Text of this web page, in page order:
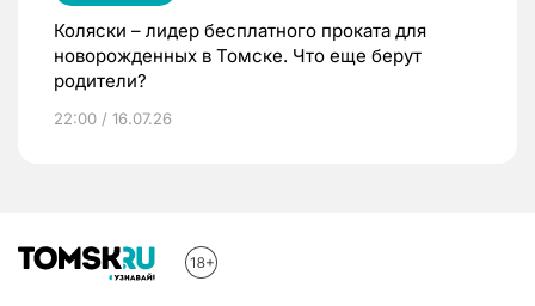
Коляски – лидер бесплатного проката для
новорожденных в Томске. Что еще берут
родители?
22:00 / 16.07.26